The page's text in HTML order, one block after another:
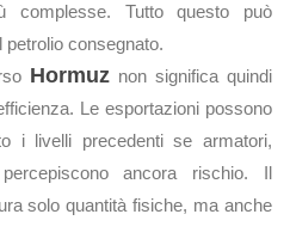
complesse. Tutto questo può
consegnato.
Hormuz non significa quindi
Le esportazioni possono
i livelli precedenti se armatori,
ancora rischio. Il
solo quantità fisiche, ma anche